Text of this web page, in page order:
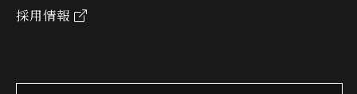
採用情報